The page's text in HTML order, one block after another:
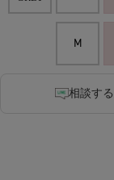
M
相談する